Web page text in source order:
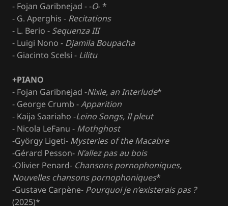
- Fojan Garibnejad - -O- *
- G. Aperghis - Recitations
- L. Berio - Sequenza III
- Luigi Nono - Djamila Boupacha
- Giacinto Scelsi - Lilitu
+PIANO
- Fojan Garibnejad -Nixie, an Interlude*
- George Crumb -Apparition
- Kaija Saariaho -Leino Songs, Il pleut
- Nicola LeFanu - Mothghost
-György Ligeti- Mysteries of the Macabre
-Gérard Pesson- N’allez pas au bois
-Olivier Penard- Chansons pornophoniques,
Nouvelles chansons pornophoniques*
-Gustave Carpène- Pourquoi je n’existerais pas ?
(2025)*